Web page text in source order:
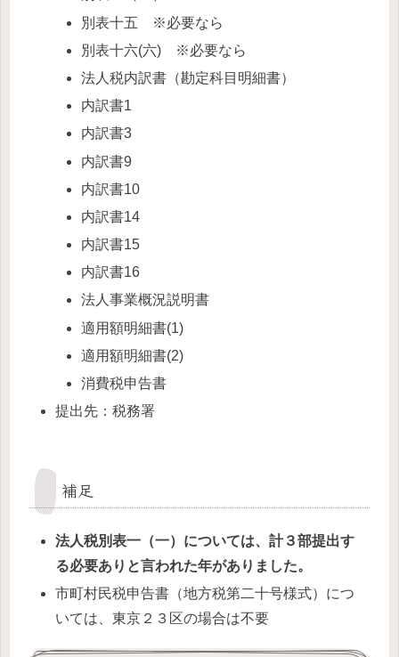
別表十五 ※必要なら
別表十六(六) ※必要なら
法人税内訳書（勘定科目明細書）
内訳書1
内訳書3
内訳書9
内訳書10
内訳書14
内訳書15
内訳書16
法人事業概況説明書
適用額明細書(1)
適用額明細書(2)
消費税申告書
提出先：税務署
補足
法人税別表一（一）については、計３部提出す
る必要ありと言われた年がありました。
市町村民税申告書（地方税第二十号様式）につ
いては、東京２３区の場合は不要